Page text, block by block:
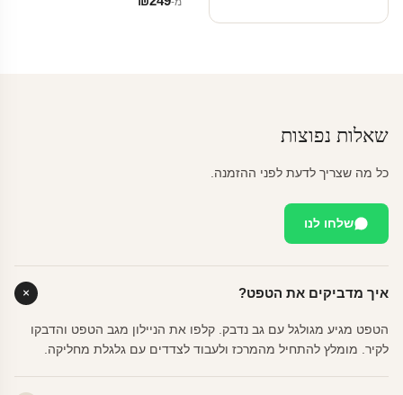
שאלות נפוצות
כל מה שצריך לדעת לפני ההזמנה.
שלחו לנו
איך מדביקים את הטפט?
הטפט מגיע מגולגל עם גב נדבק. קלפו את הניילון מגב הטפט והדבקו
לקיר. מומלץ להתחיל מהמרכז ולעבוד לצדדים עם גלגלת מחליקה.